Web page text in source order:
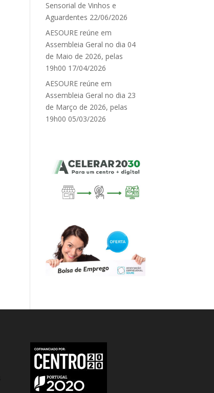
Sensorial de Vinhos e
Aguardentes 22/06/2026
AESOURE reúne em
Assembleia Geral no dia 04
de Maio de 2026, pelas
19h00 17/04/2026
AESOURE reúne em
Assembleia Geral no dia 23
de Março de 2026, pelas
19h00 05/03/2026